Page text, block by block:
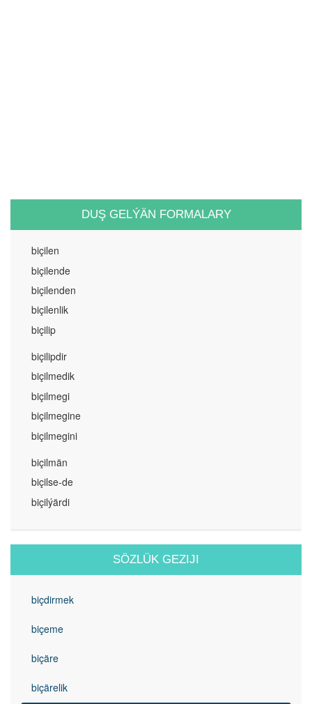
DUŞ GELÝÄN FORMALARY
biçilen
biçilende
biçilenden
biçilenlik
biçilip
biçilipdir
biçilmedik
biçilmegi
biçilmegine
biçilmegini
biçilmän
biçilse-de
biçilýärdi
SÖZLÜK GEZIJI
biçdirmek
biçeme
biçäre
biçärelik